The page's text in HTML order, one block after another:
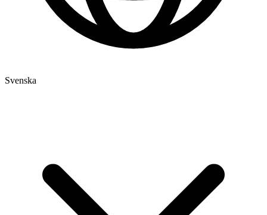
Svenska